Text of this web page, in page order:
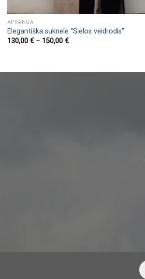
APRANGA
Elegantiška suknelė “Sielos veidrodis”
130,00 €– 150,00 €